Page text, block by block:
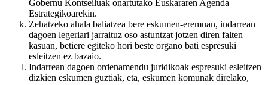
Gobernu Kontseiluak onartutako Euskararen Agenda
Estrategikoarekin.
Zehatzeko ahala baliatzea bere eskumen-eremuan, indarrean
dagoen legeriari jarraituz oso astuntzat jotzen diren falten
kasuan, betiere egiteko hori beste organo bati espresuki
esleitzen ez bazaio.
Indarrean dagoen ordenamendu juridikoak espresuki esleitzen
dizkien eskumen guztiak, eta, eskumen komunak direlako,